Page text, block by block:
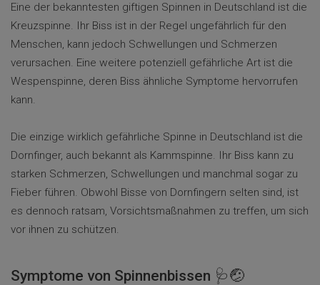
Eine der bekanntesten giftigen Spinnen in Deutschland ist die
Kreuzspinne. Ihr Biss ist in der Regel ungefährlich für den
Menschen, kann jedoch Schwellungen und Schmerzen
verursachen. Eine weitere potenziell gefährliche Art ist die
Wespenspinne, deren Biss ähnliche Symptome hervorrufen
kann.
Die einzige wirklich gefährliche Spinne in Deutschland ist die
Dornfinger, auch bekannt als Kammspinne. Ihr Biss kann zu
starken Schmerzen, Schwellungen und manchmal sogar zu
Fieber führen. Obwohl Bisse von Dornfingern selten sind, ist
es dennoch ratsam, Vorsichtsmaßnahmen zu treffen, um sich
vor ihnen zu schützen.
Symptome von Spinnenbissen 🩺🤕